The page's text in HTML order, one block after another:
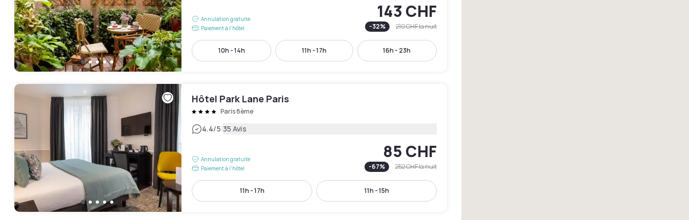
Annulation gratuite
Paiement à l'hôtel
143 CHF
-32% 210 CHFla nuit
10h - 14h 11h - 17h 16h - 23h
Hôtel Park Lane Paris
Paris 8ème
4.4/5|35 Avis
Annulation gratuite
Paiement à l'hôtel
85 CHF
-67% 252 CHFla nuit
11h - 17h 11h - 15h